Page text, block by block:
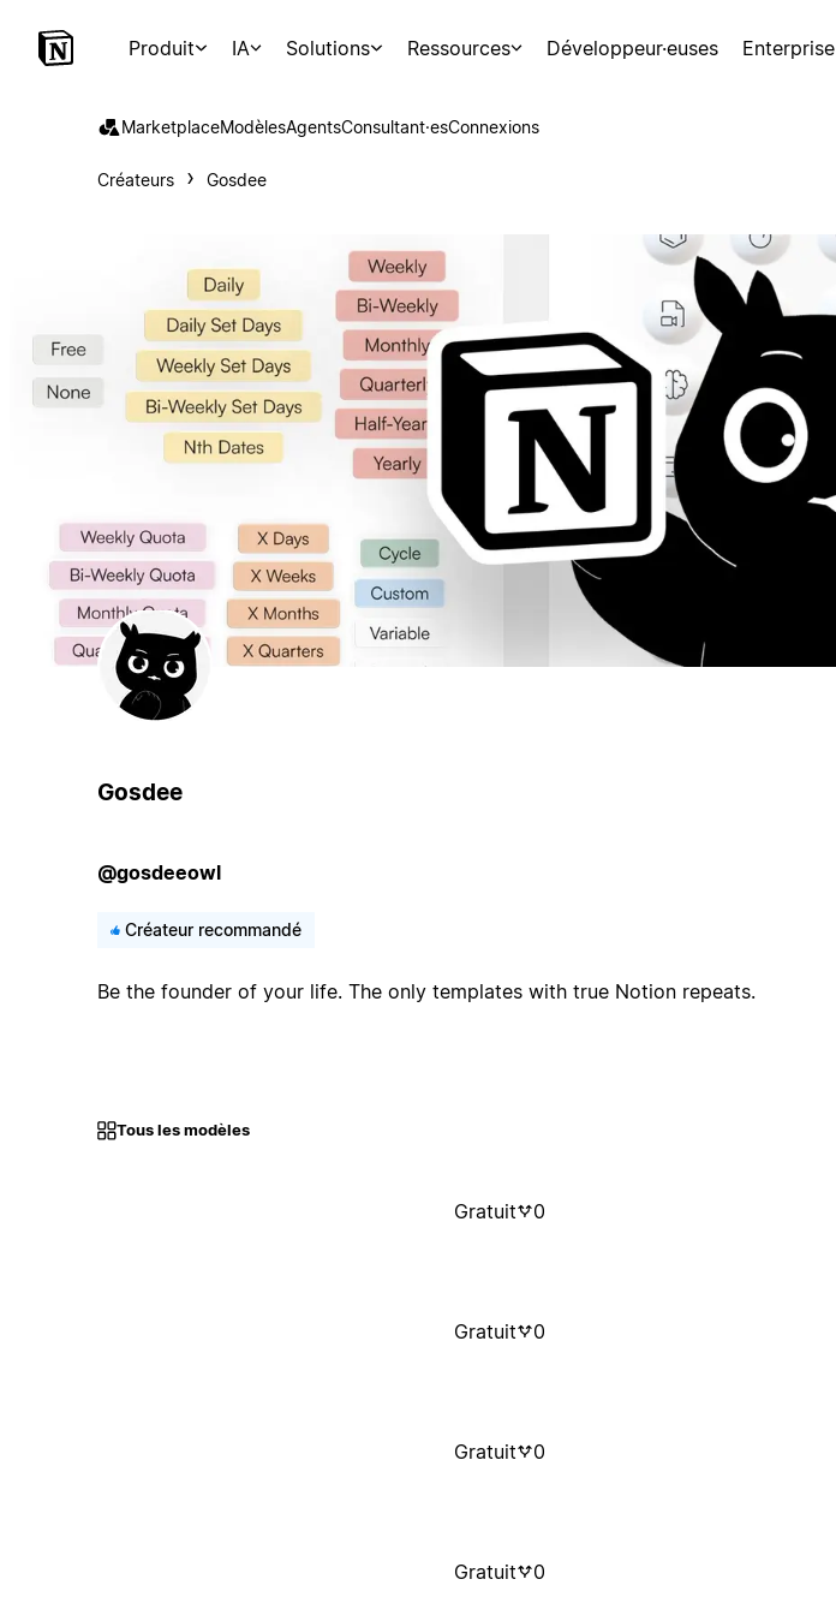
Produit IA Solutions Ressources Développeur·euses Enterprise
MarketplaceModèlesAgentsConsultant·esConnexions
Créateurs Gosdee
Gosdee
@gosdeeowl
Créateur recommandé
Be the founder of your life. The only templates with true Notion repeats.
Tous les modèles
Gratuit 0
Gratuit 0
Gratuit 0
Gratuit 0